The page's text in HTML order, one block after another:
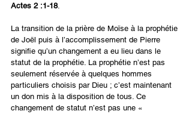
Actes 2 :1-18.
La transition de la prière de Moïse à la prophétie
de Joël puis à l’accomplissement de Pierre
signifie qu’un changement a eu lieu dans le
statut de la prophétie. La prophétie n’est pas
seulement réservée à quelques hommes
particuliers choisis par Dieu ; c’est maintenant
un don mis à la disposition de tous. Ce
changement de statut n’est pas une «